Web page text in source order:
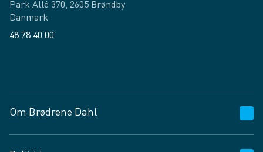
Park Allé 370, 2605 Brøndby
Danmark
48 78 40 00
Om Brødrene Dahl